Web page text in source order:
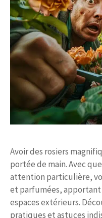
Avoir des rosiers
portée de main. Avec
attention particulière,
et parfumées, apportant
espaces extérieurs.
pratiques et astuces